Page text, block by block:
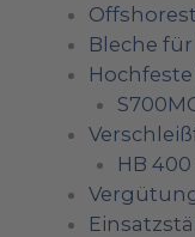
Bleche
HB